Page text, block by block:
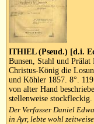
ITHIEL (Pseud.) [d.i.
Bunsen, Stahl und
Christus-König die
und Köhler 1857. 8°.
von alter Hand
stellenweise
Der Verfasser Daniel
in Ayr, lebte wohl